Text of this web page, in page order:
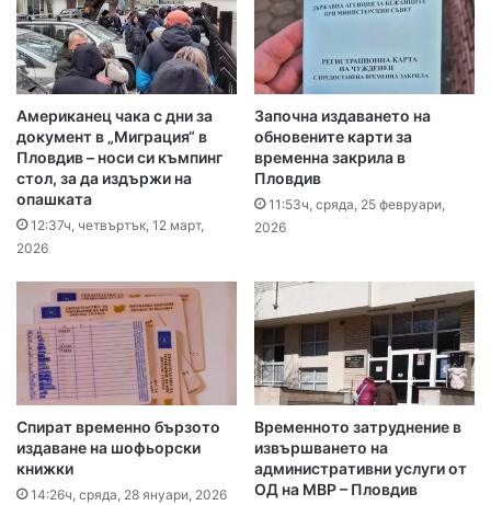
Американец чака с дни за
документ в „Миграция“ в
Пловдив – носи си къмпинг
стол, за да издържи на
опашката
12:37ч, четвъртък, 12 март,
2026
Започна издаването на
обновените карти за
временна закрила в
Пловдив
11:53ч, сряда, 25 февруари,
2026
Спират временно бързото
издаване на шофьорски
книжки
14:26ч, сряда, 28 януари, 2026
Временното затруднение в
извършването на
административни услуги от
ОД на МВР – Пловдив